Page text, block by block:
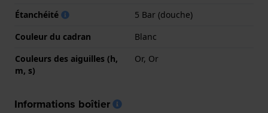
Étanchéité
5 Bar (douche)
Couleur du cadran
Blanc
Couleurs des aiguilles (h,
m, s)
Or, Or
Informations boîtier